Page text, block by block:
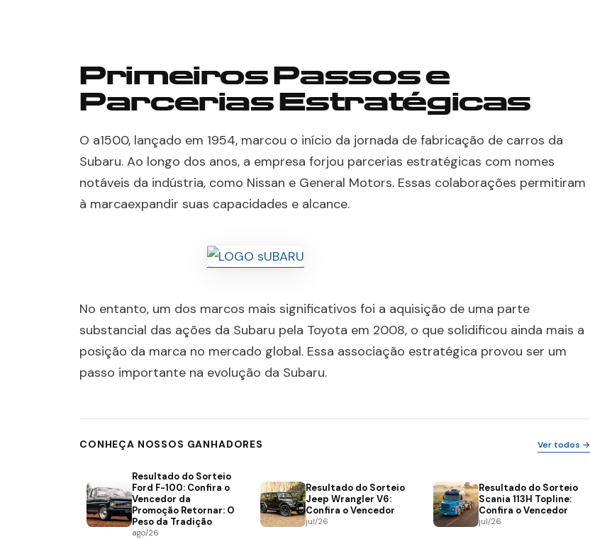
Primeiros Passos e
Parcerias Estratégicas
O a1500, lançado em 1954, marcou o início da jornada de fabricação de carros da
Subaru. Ao longo dos anos, a empresa forjou parcerias estratégicas com nomes
notáveis da indústria, como Nissan e General Motors. Essas colaborações permitiram
à marcaexpandir suas capacidades e alcance.
No entanto, um dos marcos mais significativos foi a aquisição de uma parte
substancial das ações da Subaru pela Toyota em 2008, o que solidificou ainda mais a
posição da marca no mercado global. Essa associação estratégica provou ser um
passo importante na evolução da Subaru.
CONHEÇA NOSSOS GANHADORES Ver todos →
Resultado do Sorteio
Ford F-100: Confira o
Vencedor da
Promoção Retornar: O
Peso da Tradição
ago/26
Resultado do Sorteio
Jeep Wrangler V6:
Confira o Vencedor
jul/26
Resultado do Sorteio
Scania 113H Topline:
Confira o Vencedor
jul/26